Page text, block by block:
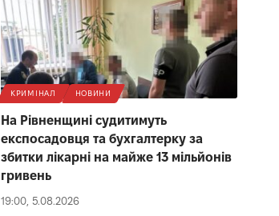
КРИМІНАЛ НОВИНИ
На Рівненщині судитимуть
експосадовця та бухгалтерку за
збитки лікарні на майже 13 мільйонів
гривень
19:00, 5.08.2026